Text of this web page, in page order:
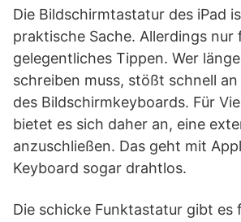
Die Bildschirmtastatur des iPad
praktische Sache. Allerdings nur
gelegentliches Tippen. Wer
schreiben muss, stößt schnell an
des Bildschirmkeyboards. Für
bietet es sich daher an, eine
anzuschließen. Das geht mit
Keyboard sogar drahtlos.
Die schicke Funktastatur gibt es